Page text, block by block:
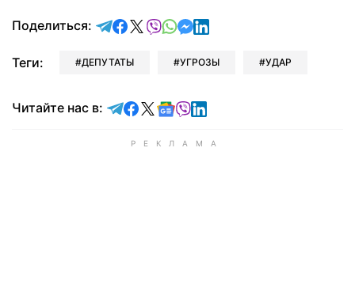
Поделиться: отправить в Telegram
поделиться в Facebook
поделиться в X
отправить в Viber
отправить в Whatsapp
отправить в Messenger
отправить в LinkedIn
Теги: ДЕПУТАТЫ УГРОЗЫ УДАР
Читайте нас в: Читайте в Telegram
Читайте в Facebook
Читайте в X
Читайте в Google news
Читайте в Viber
Читайте в LinkedIn